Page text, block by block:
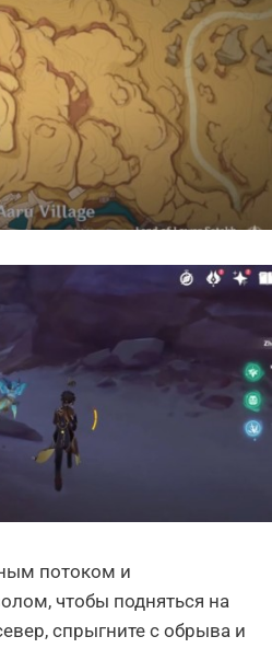
потоком и
чтобы подняться на
спрыгните с обрыва и